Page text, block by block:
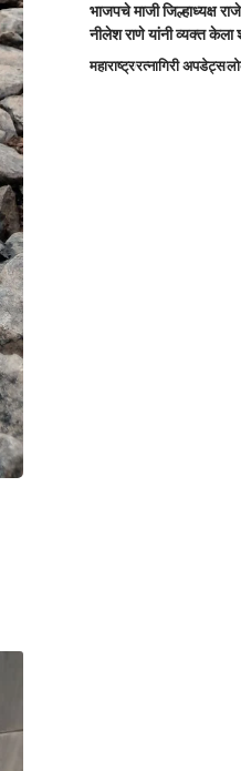
भाजपचे माजी जिल्हाध्यक्ष
नीलेश राणे यांनी व्यक्त केला
महाराष्ट्ररत्नागिरी अपडेट्स